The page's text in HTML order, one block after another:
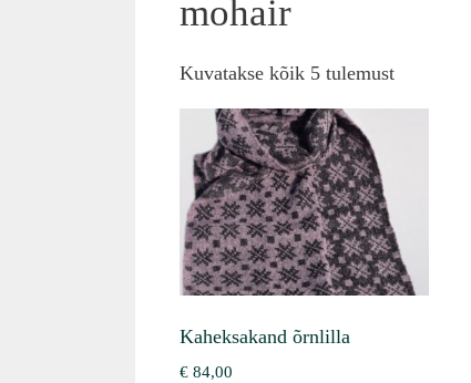
mohair
Kuvatakse kõik 5 tulemustSorted
Kaheksakand õrnlilla
€ 84,00